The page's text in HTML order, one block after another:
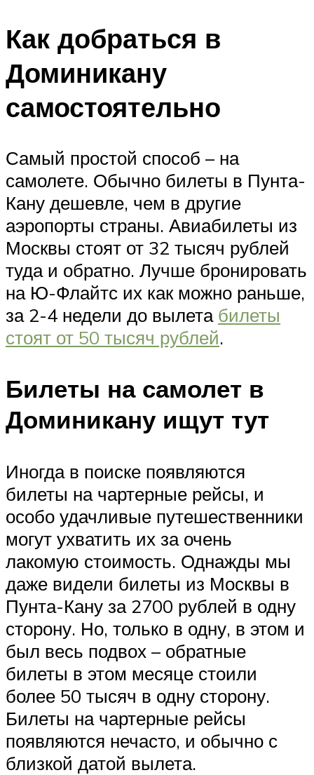
Как добраться в
Доминикану
самостоятельно
Самый простой способ – на
самолете. Обычно билеты в Пунта-
Кану дешевле, чем в другие
аэропорты страны. Авиабилеты из
Москвы стоят от 32 тысяч рублей
туда и обратно. Лучше бронировать
на Ю-Флайтс их как можно раньше,
за 2-4 недели до вылета билеты
стоят от 50 тысяч рублей.
Билеты на самолет в
Доминикану ищут тут
Иногда в поиске появляются
билеты на чартерные рейсы, и
особо удачливые путешественники
могут ухватить их за очень
лакомую стоимость. Однажды мы
даже видели билеты из Москвы в
Пунта-Кану за 2700 рублей в одну
сторону. Но, только в одну, в этом и
был весь подвох – обратные
билеты в этом месяце стоили
более 50 тысяч в одну сторону.
Билеты на чартерные рейсы
появляются нечасто, и обычно с
близкой датой вылета.